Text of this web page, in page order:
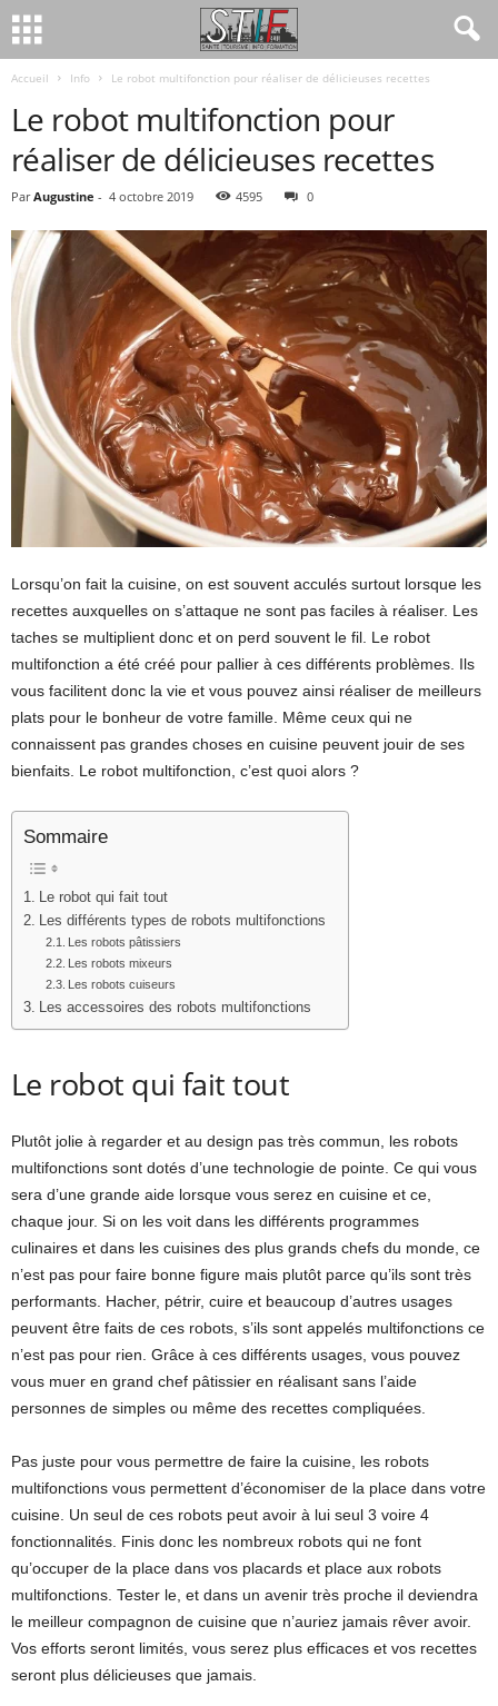
Accueil Info Le robot multifonction pour réaliser de délicieuses recettes
Le robot multifonction pour
réaliser de délicieuses recettes
Par Augustine - 4 octobre 2019 4595 0
Lorsqu’on fait la cuisine, on est souvent acculés surtout lorsque les
recettes auxquelles on s’attaque ne sont pas faciles à réaliser. Les
taches se multiplient donc et on perd souvent le fil. Le robot
multifonction a été créé pour pallier à ces différents problèmes. Ils
vous facilitent donc la vie et vous pouvez ainsi réaliser de meilleurs
plats pour le bonheur de votre famille. Même ceux qui ne
connaissent pas grandes choses en cuisine peuvent jouir de ses
bienfaits. Le robot multifonction, c’est quoi alors ?
Sommaire
Le robot qui fait tout
Les différents types de robots multifonctions
Les robots pâtissiers
Les robots mixeurs
Les robots cuiseurs
Les accessoires des robots multifonctions
Le robot qui fait tout
Plutôt jolie à regarder et au design pas très commun, les robots
multifonctions sont dotés d’une technologie de pointe. Ce qui vous
sera d’une grande aide lorsque vous serez en cuisine et ce,
chaque jour. Si on les voit dans les différents programmes
culinaires et dans les cuisines des plus grands chefs du monde, ce
n’est pas pour faire bonne figure mais plutôt parce qu’ils sont très
performants. Hacher, pétrir, cuire et beaucoup d’autres usages
peuvent être faits de ces robots, s’ils sont appelés multifonctions ce
n’est pas pour rien. Grâce à ces différents usages, vous pouvez
vous muer en grand chef pâtissier en réalisant sans l’aide
personnes de simples ou même des recettes compliquées.
Pas juste pour vous permettre de faire la cuisine, les robots
multifonctions vous permettent d’économiser de la place dans votre
cuisine. Un seul de ces robots peut avoir à lui seul 3 voire 4
fonctionnalités. Finis donc les nombreux robots qui ne font
qu’occuper de la place dans vos placards et place aux robots
multifonctions. Tester le, et dans un avenir très proche il deviendra
le meilleur compagnon de cuisine que n’auriez jamais rêver avoir.
Vos efforts seront limités, vous serez plus efficaces et vos recettes
seront plus délicieuses que jamais.